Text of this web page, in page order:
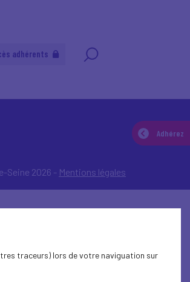
adhérents
Adhérez
Seine 2026 - Mentions légales
traceurs) lors de votre naviguation sur